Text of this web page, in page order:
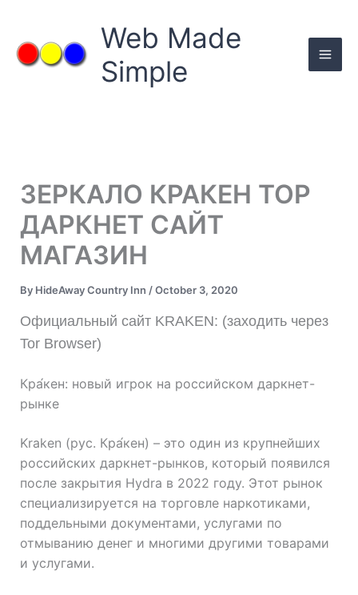
content
Web Made
Simple
ЗЕРКАЛО КРАКЕН ТОР
ДАРКНЕТ САЙТ
МАГАЗИН
By HideAway Country Inn /October 3, 2020
Официальный сайт KRAKEN: (заходить через
Tor Browser)
Кра́кен: новый игрок на российском даркнет-
рынке
Kraken (рус. Кра́кен) – это один из крупнейших
российских даркнет-рынков, который появился
после закрытия Hydra в 2022 году. Этот рынок
специализируется на торговле наркотиками,
поддельными документами, услугами по
отмыванию денег и многими другими товарами
и услугами.